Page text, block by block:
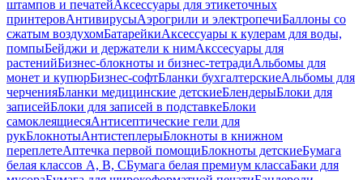
штампов и печатейАксессуары для этикеточных
принтеровАнтивирусыАэрогрили и электропечиБаллоны со
сжатым воздухомБатарейкиАксессуары к кулерам для воды,
помпыБейджи и держатели к нимАкссесуары для
растенийБизнес-блокноты и бизнес-тетрадиАльбомы для
монет и купюрБизнес-софтБланки бухгалтерскиеАльбомы для
черченияБланки медицинские детскиеБлендерыБлоки для
записейБлоки для записей в подставкеБлоки
самоклеящиесяАнтисептические гели для
рукБлокнотыАнтистеплерыБлокноты в книжном
переплетеАптечка первой помощиБлокноты детскиеБумага
белая классов А, В, СБумага белая премиум классаБаки для